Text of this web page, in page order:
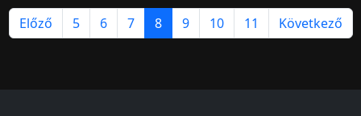
Előző 5 6 7 8 9 10 11 Következő